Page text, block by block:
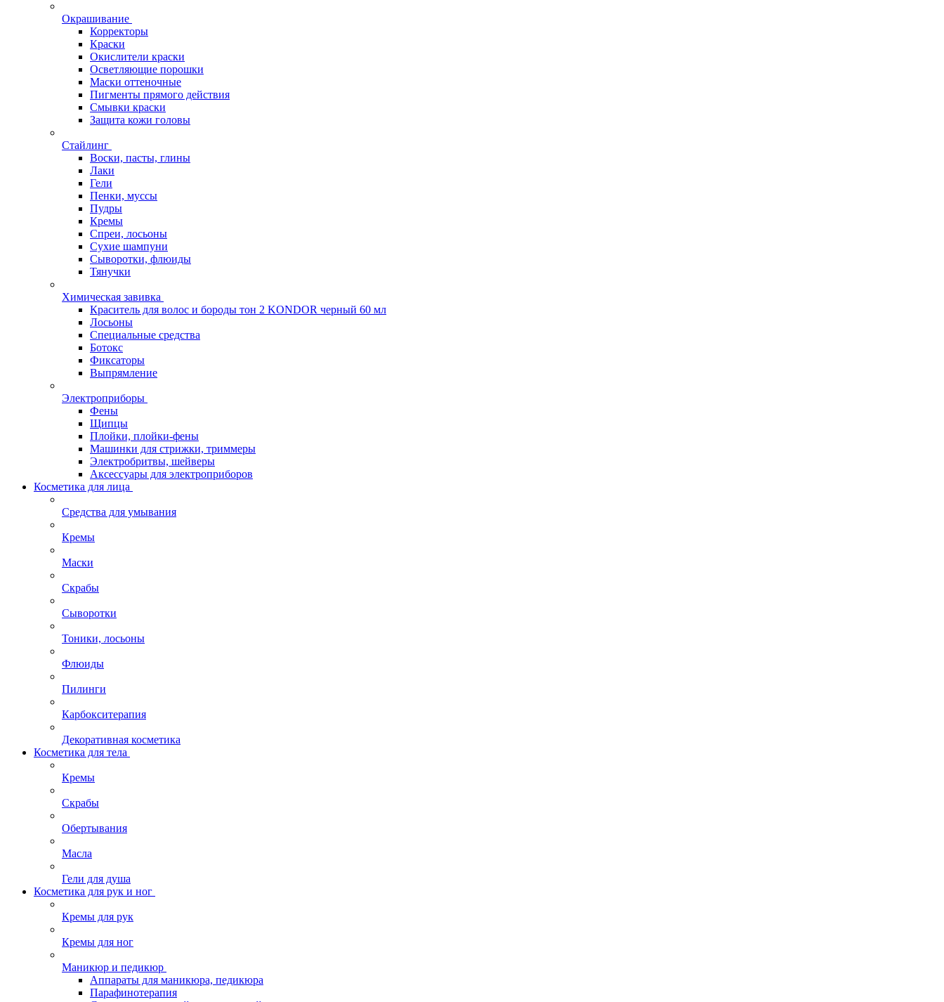
Окрашивание
Корректоры
Краски
Окислители краски
Осветляющие порошки
Маски оттеночные
Пигменты прямого действия
Смывки краски
Защита кожи головы
Стайлинг
Воски, пасты, глины
Лаки
Гели
Пенки, муссы
Пудры
Кремы
Спреи, лосьоны
Сухие шампуни
Сыворотки, флюиды
Тянучки
Химическая завивка
Краситель для волос и бороды тон 2 KONDOR черный 60 мл
Лосьоны
Специальные средства
Ботокс
Фиксаторы
Выпрямление
Электроприборы
Фены
Щипцы
Плойки, плойки-фены
Машинки для стрижки, триммеры
Электробритвы, шейверы
Аксессуары для электроприборов
Косметика для лица
Средства для умывания
Кремы
Маски
Скрабы
Сыворотки
Тоники, лосьоны
Флюиды
Пилинги
Карбокситерапия
Декоративная косметика
Косметика для тела
Кремы
Скрабы
Обертывания
Масла
Гели для душа
Косметика для рук и ног
Кремы для рук
Кремы для ног
Маникюр и педикюр
Аппараты для маникюра, педикюра
Парафинотерапия